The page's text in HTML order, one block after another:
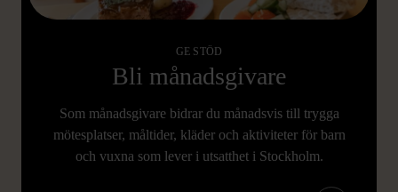
GE STÖD
Bli månadsgivare
Som månadsgivare bidrar du månadsvis till trygga
mötesplatser, måltider, kläder och aktiviteter för barn
och vuxna som lever i utsatthet i Stockholm.